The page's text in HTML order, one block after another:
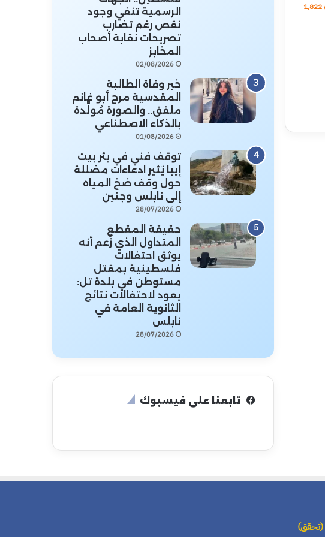
1٬822
الرسمية تنفي وجود
نقص رغم تضارب
تصريحات نقابة أصحاب
المخابز
02/08/2026
خبر وفاة الطالبة
المقدسية مرح أبو غانم
ملفق.. والصورة مُولَّدة
بالذكاء الاصطناعي
01/08/2026
توقف فني في بئر بيت
إيبا يُثير ادعاءات مضللة
حول وقف ضخ المياه
إلى نابلس وجنين
28/07/2026
حقيقة المقطع
المتداول الذي زُعم أنه
يوثق احتفالات
فلسطينية بمقتل
مستوطن في بلدة تل:
يعود لاحتفالات نتائج
الثانوية العامة في
نابلس
28/07/2026
تابعنا على فيسبوك
(تحقق)